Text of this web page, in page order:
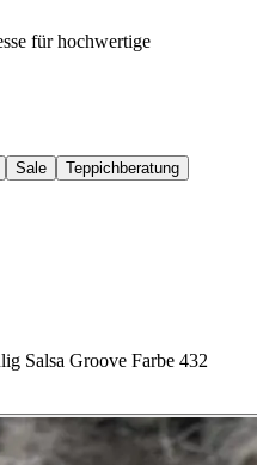
für hochwertige
Sale Teppichberatung
Salsa Groove Farbe 432